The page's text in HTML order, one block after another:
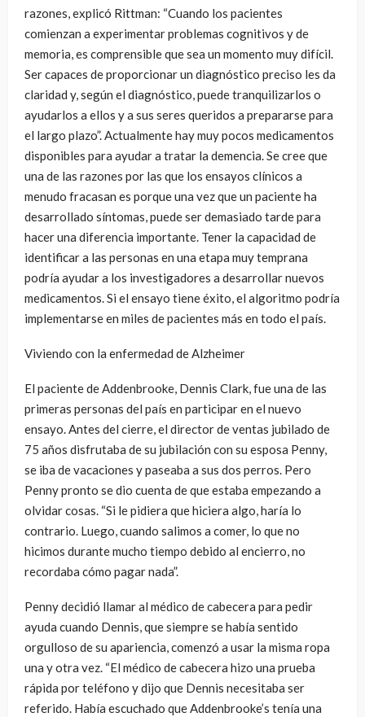
razones, explicó Rittman: “Cuando los pacientes
comienzan a experimentar problemas cognitivos y de
memoria, es comprensible que sea un momento muy difícil.
Ser capaces de proporcionar un diagnóstico preciso les da
claridad y, según el diagnóstico, puede tranquilizarlos o
ayudarlos a ellos y a sus seres queridos a prepararse para
el largo plazo”. Actualmente hay muy pocos medicamentos
disponibles para ayudar a tratar la demencia. Se cree que
una de las razones por las que los ensayos clínicos a
menudo fracasan es porque una vez que un paciente ha
desarrollado síntomas, puede ser demasiado tarde para
hacer una diferencia importante. Tener la capacidad de
identificar a las personas en una etapa muy temprana
podría ayudar a los investigadores a desarrollar nuevos
medicamentos. Si el ensayo tiene éxito, el algoritmo podría
implementarse en miles de pacientes más en todo el país.
Viviendo con la enfermedad de Alzheimer
El paciente de Addenbrooke, Dennis Clark, fue una de las
primeras personas del país en participar en el nuevo
ensayo. Antes del cierre, el director de ventas jubilado de
75 años disfrutaba de su jubilación con su esposa Penny,
se iba de vacaciones y paseaba a sus dos perros. Pero
Penny pronto se dio cuenta de que estaba empezando a
olvidar cosas. “Si le pidiera que hiciera algo, haría lo
contrario. Luego, cuando salimos a comer, lo que no
hicimos durante mucho tiempo debido al encierro, no
recordaba cómo pagar nada”.
Penny decidió llamar al médico de cabecera para pedir
ayuda cuando Dennis, que siempre se había sentido
orgulloso de su apariencia, comenzó a usar la misma ropa
una y otra vez. “El médico de cabecera hizo una prueba
rápida por teléfono y dijo que Dennis necesitaba ser
referido. Había escuchado que Addenbrooke’s tenía una